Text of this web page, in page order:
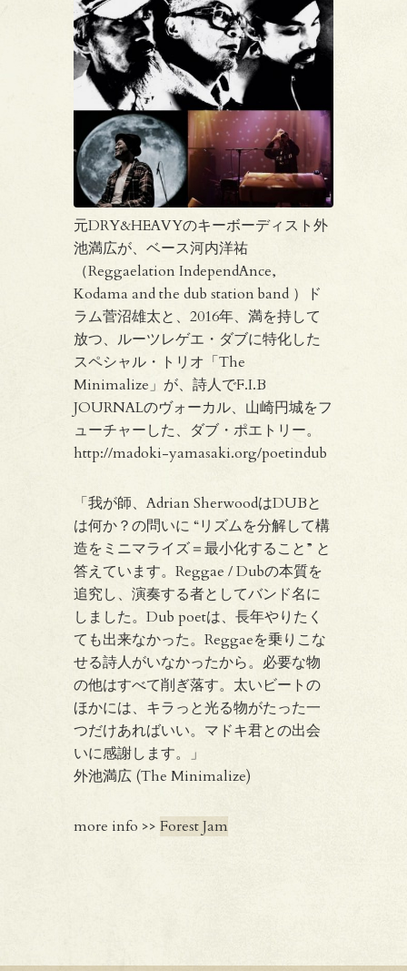
元DRY&HEAVYのキーボーディスト外
池満広が、ベース河内洋祐
（Reggaelation IndependAnce,
Kodama and the dub station band ）ド
ラム菅沼雄太と、2016年、満を持して
放つ、ルーツレゲエ・ダブに特化した
スペシャル・トリオ「The
Minimalize」が、詩人でF.I.B
JOURNALのヴォーカル、山崎円城をフ
ューチャーした、ダブ・ポエトリー。
http://madoki-yamasaki.org/poetindub
「我が師、Adrian SherwoodはDUBと
は何か？の問いに “リズムを分解して構
造をミニマライズ＝最小化すること” と
答えています。Reggae / Dubの本質を
追究し、演奏する者としてバンド名に
しました。Dub poetは、長年やりたく
ても出来なかった。Reggaeを乗りこな
せる詩人がいなかったから。必要な物
の他はすべて削ぎ落す。太いビートの
ほかには、キラっと光る物がたった一
つだけあればいい。マドキ君との出会
いに感謝します。」
外池満広 (The Minimalize)
more info >> Forest Jam